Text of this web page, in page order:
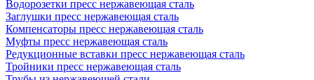
Водорозетки пресс нержавеющая сталь
Заглушки пресс нержавеющая сталь
Компенсаторы пресс нержавеющая сталь
Муфты пресс нержавеющая сталь
Редукционные вставки пресс нержавеющая сталь
Тройники пресс нержавеющая сталь